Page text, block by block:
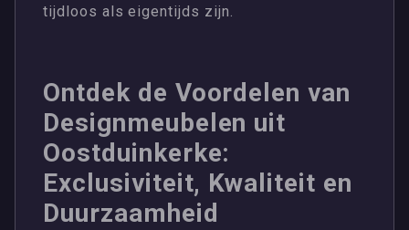
tijdloos als eigentijds zijn.
Ontdek de Voordelen van
Designmeubelen uit
Oostduinkerke:
Exclusiviteit, Kwaliteit en
Duurzaamheid